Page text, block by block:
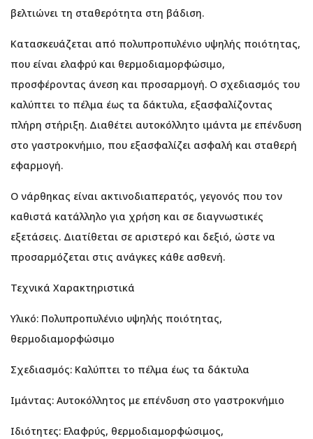
βελτιώνει τη σταθερότητα στη βάδιση.
Κατασκευάζεται από πολυπροπυλένιο υψηλής ποιότητας,
που είναι ελαφρύ και θερμοδιαμορφώσιμο,
προσφέροντας άνεση και προσαρμογή. Ο σχεδιασμός του
καλύπτει το πέλμα έως τα δάκτυλα, εξασφαλίζοντας
πλήρη στήριξη. Διαθέτει αυτοκόλλητο ιμάντα με επένδυση
στο γαστροκνήμιο, που εξασφαλίζει ασφαλή και σταθερή
εφαρμογή.
Ο νάρθηκας είναι ακτινοδιαπερατός, γεγονός που τον
καθιστά κατάλληλο για χρήση και σε διαγνωστικές
εξετάσεις. Διατίθεται σε αριστερό και δεξιό, ώστε να
προσαρμόζεται στις ανάγκες κάθε ασθενή.
Τεχνικά Χαρακτηριστικά
Υλικό: Πολυπροπυλένιο υψηλής ποιότητας,
θερμοδιαμορφώσιμο
Σχεδιασμός: Καλύπτει το πέλμα έως τα δάκτυλα
Ιμάντας: Αυτοκόλλητος με επένδυση στο γαστροκνήμιο
Ιδιότητες: Ελαφρύς, θερμοδιαμορφώσιμος,